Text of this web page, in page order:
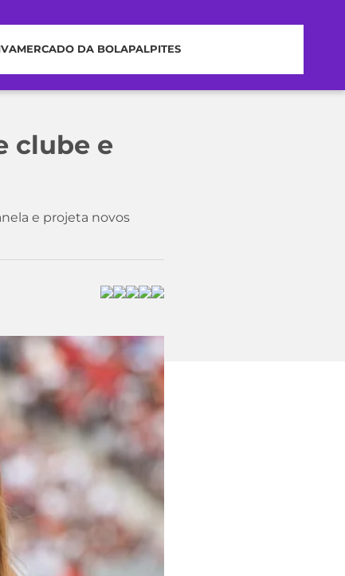
MERCADO DA BOLAPALPITES
clube e
e projeta novos